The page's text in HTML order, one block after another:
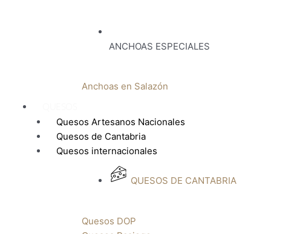
ANCHOAS ESPECIALES
Anchoas en Salazón
Quesos Artesanos Nacionales
Quesos de Cantabria
Quesos internacionales
QUESOS DE CANTABRIA
Quesos DOP